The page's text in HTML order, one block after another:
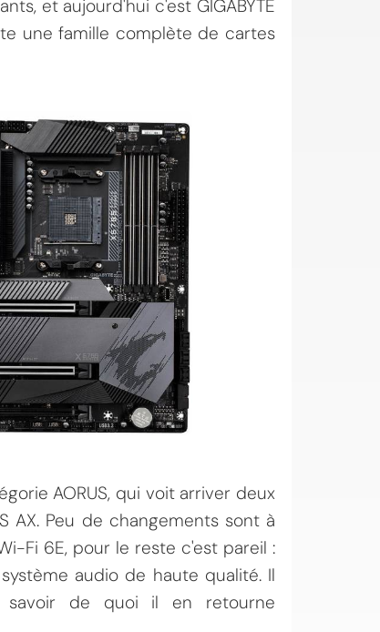
et aujourd'hui c'est GIGABYTE
une famille complète de cartes
AORUS, qui voit arriver deux
AX. Peu de changements sont à
Fi 6E, pour le reste c'est pareil :
audio de haute qualité. Il
savoir de quoi il en retourne